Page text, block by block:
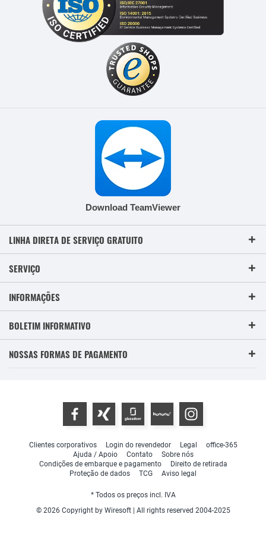
Download TeamViewer
LINHA DIRETA DE SERVIÇO GRATUITO
SERVIÇO
INFORMAÇÕES
BOLETIM INFORMATIVO
NOSSAS FORMAS DE PAGAMENTO
Clientes corporativos Login do revendedor Legal
office-365
Ajuda / Apoio
Contato
Sobre nós
Condições de embarque e pagamento
Direito de retirada
Proteção de dados
TCG Aviso legal
* Todos os preços incl. IVA
© 2026 Copyright by Wiresoft | All rights reserved 2004-2025